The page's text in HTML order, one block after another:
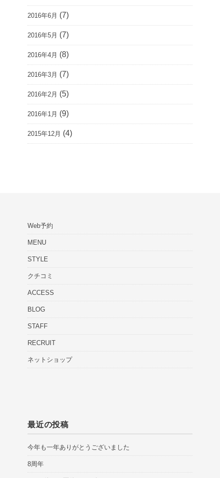
2016年6月 (7)
2016年5月 (7)
2016年4月 (8)
2016年3月 (7)
2016年2月 (5)
2016年1月 (9)
2015年12月 (4)
Web予約
MENU
STYLE
クチコミ
ACCESS
BLOG
STAFF
RECRUIT
ネットショップ
最近の投稿
今年も一年ありがとうございました
8周年